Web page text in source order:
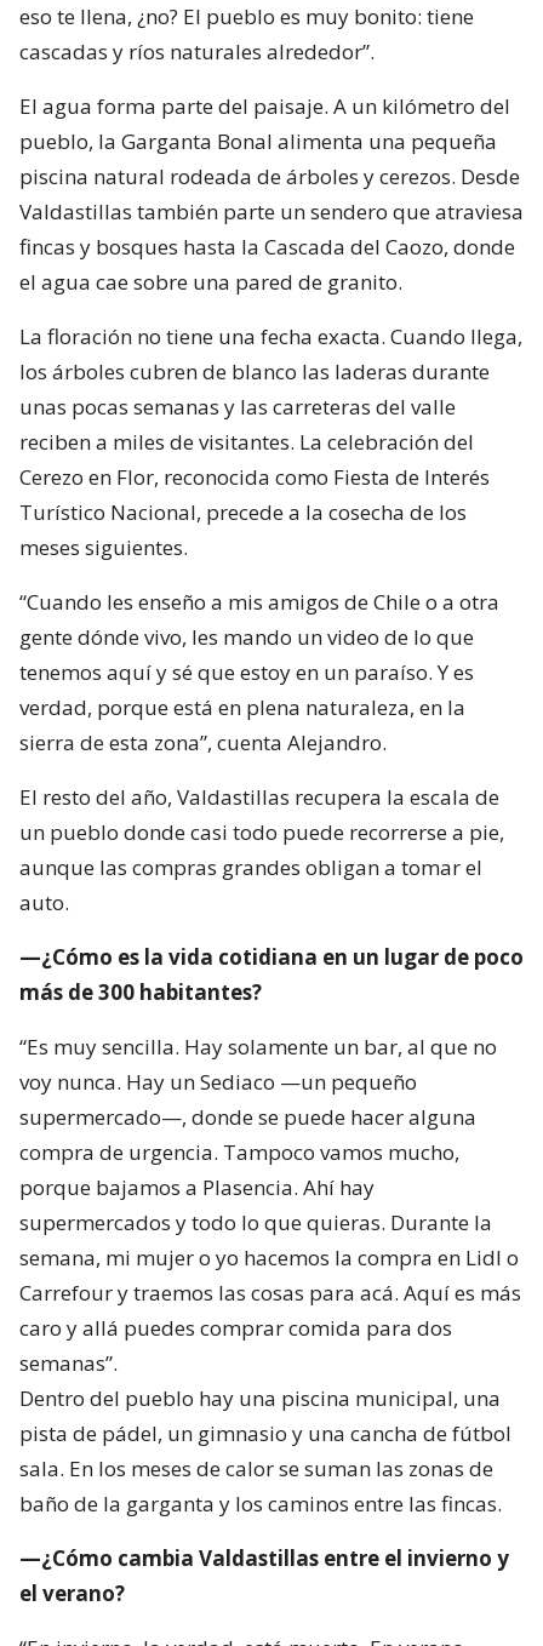
eso te llena, ¿no? El pueblo es muy bonito: tiene
cascadas y ríos naturales alrededor”.
El agua forma parte del paisaje. A un kilómetro del
pueblo, la Garganta Bonal alimenta una pequeña
piscina natural rodeada de árboles y cerezos. Desde
Valdastillas también parte un sendero que atraviesa
fincas y bosques hasta la Cascada del Caozo, donde
el agua cae sobre una pared de granito.
La floración no tiene una fecha exacta. Cuando llega,
los árboles cubren de blanco las laderas durante
unas pocas semanas y las carreteras del valle
reciben a miles de visitantes. La celebración del
Cerezo en Flor, reconocida como Fiesta de Interés
Turístico Nacional, precede a la cosecha de los
meses siguientes.
“Cuando les enseño a mis amigos de Chile o a otra
gente dónde vivo, les mando un video de lo que
tenemos aquí y sé que estoy en un paraíso. Y es
verdad, porque está en plena naturaleza, en la
sierra de esta zona”, cuenta Alejandro.
El resto del año, Valdastillas recupera la escala de
un pueblo donde casi todo puede recorrerse a pie,
aunque las compras grandes obligan a tomar el
auto.
—¿Cómo es la vida cotidiana en un lugar de poco
más de 300 habitantes?
“Es muy sencilla. Hay solamente un bar, al que no
voy nunca. Hay un Sediaco —un pequeño
supermercado—, donde se puede hacer alguna
compra de urgencia. Tampoco vamos mucho,
porque bajamos a Plasencia. Ahí hay
supermercados y todo lo que quieras. Durante la
semana, mi mujer o yo hacemos la compra en Lidl o
Carrefour y traemos las cosas para acá. Aquí es más
caro y allá puedes comprar comida para dos
semanas”.
Dentro del pueblo hay una piscina municipal, una
pista de pádel, un gimnasio y una cancha de fútbol
sala. En los meses de calor se suman las zonas de
baño de la garganta y los caminos entre las fincas.
—¿Cómo cambia Valdastillas entre el invierno y
el verano?